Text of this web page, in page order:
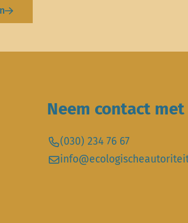
Neem contact
(030) 234 76 67